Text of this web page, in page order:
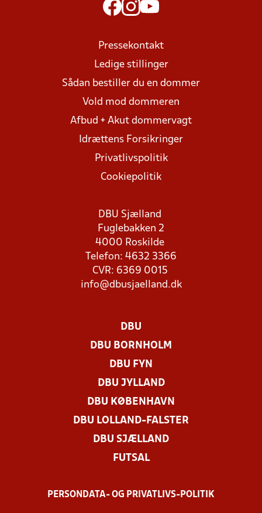
Pressekontakt
Ledige stillinger
Sådan bestiller du en dommer
Vold mod dommeren
Afbud + Akut dommervagt
Idrættens Forsikringer
Privatlivspolitik
Cookiepolitik
DBU Sjælland
Fuglebakken 2
4000 Roskilde
Telefon: 4632 3366
CVR: 6369 0015
info@dbusjaelland.dk
DBU
DBU BORNHOLM
DBU FYN
DBU JYLLAND
DBU KØBENHAVN
DBU LOLLAND-FALSTER
DBU SJÆLLAND
FUTSAL
PERSONDATA- OG PRIVATLIVS-POLITIK